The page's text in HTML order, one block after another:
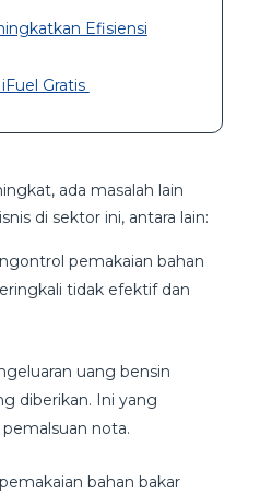
Efisiensi
Gratis
ada masalah lain
di sektor ini, antara lain:
pemakaian bahan
tidak efektif dan
uang bensin
diberikan. Ini yang
nota.
bahan bakar